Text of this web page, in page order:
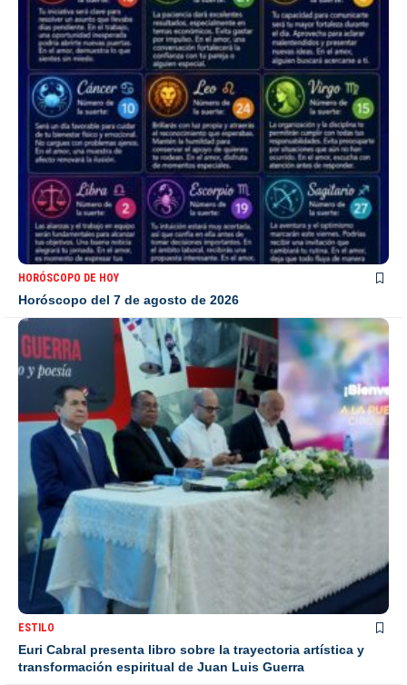
HORÓSCOPO DE HOY
Horóscopo del 7 de agosto de 2026
ESTILO
Euri Cabral presenta libro sobre la trayectoria artística y
transformación espiritual de Juan Luis Guerra